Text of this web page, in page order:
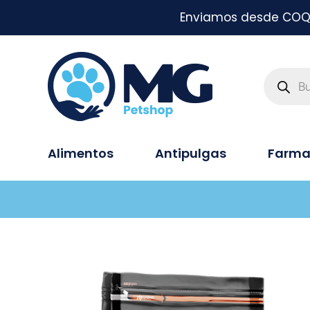
Enviamos desde
Alimentos Antipulgas